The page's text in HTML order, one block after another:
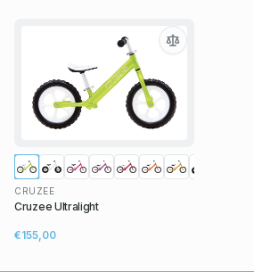
CRUZEE
Cruzee Ultralight
€155,00